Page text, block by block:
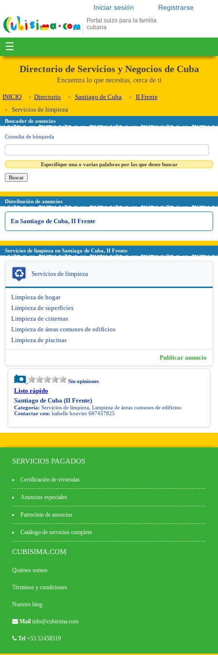
Registrarse
Iniciar sesión
Portal suizo para la familia
cubana
☰
Directorio de Servicios y Negocios de Cuba
Encuentra lo que necesitas, cerca de ti
INICIO Directorio Santiago de Cuba
II Frente
Servicios de limpieza
Buscador de anuncios
Consulta de búsqueda
Especifique una o varias palabras por las que desee buscar
Distribución de anuncios
En Santiago de Cuba, II Frente
Servicios de limpieza en Santiago de Cuba, II Frente
Servicios de limpieza
Limpieza de hogar
Limpieza de superficies
Limpieza de cisternas
Limpieza de áreas comunes de edificios
Limpieza de piscinas
Publicar anuncio
Sin opiniones
Listo rápido
Santiago de Cuba (II Frente)
Categoría: Servicios de limpieza, Limpieza de áreas comunes de edificios
Contactar con: isabelle bouvier 687457825
SERVICIOS PAGADOS
Certificación de viviendas
Anuncios especiales
Patrocinio de anuncios
Catálogo de servicios completo
CUBISIMA.COM
Quiénes somos
Términos y condiciones
Nuestro blog
Mail info@cubisima.com
Tel +53 52458519